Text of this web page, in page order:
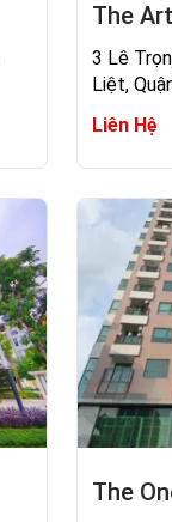
The
3 Lê
Liệt,
Liên Hệ
The